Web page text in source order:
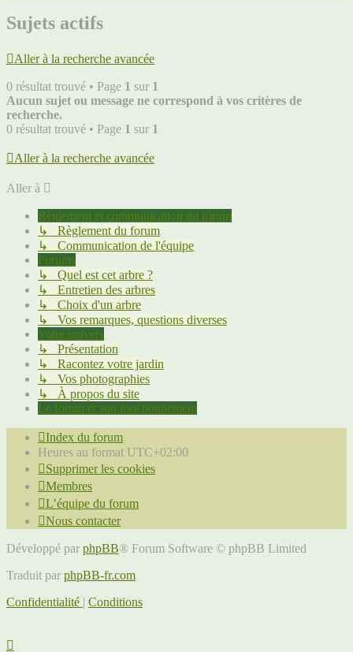
Sujets actifs
Aller à la recherche avancée
0 résultat trouvé • Page 1 sur 1
Aucun sujet ou message ne correspond à vos critères de
recherche.
0 résultat trouvé • Page 1 sur 1
Aller à la recherche avancée
Aller à
Règlement et communication du forum
↳ Règlement du forum
↳ Communication de l'équipe
Forums
↳ Quel est cet arbre ?
↳ Entretien des arbres
↳ Choix d'un arbre
↳ Vos remarques, questions diverses
Votre univers
↳ Présentation
↳ Racontez votre jardin
↳ Vos photographies
↳ À propos du site
Le forum et son fonctionnement
Index du forum
Heures au format UTC+02:00
Supprimer les cookies
Membres
L’équipe du forum
Nous contacter
Développé par phpBB® Forum Software © phpBB Limited
Traduit par phpBB-fr.com
Confidentialité | Conditions